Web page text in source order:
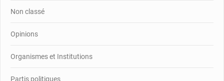
Non classé
Opinions
Organismes et Institutions
Partis politiques